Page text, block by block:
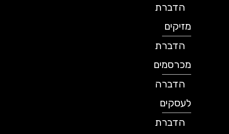
הדברת
מזיקים
הדברת
מכרסמים
הדברה
לעסקים
הדברת